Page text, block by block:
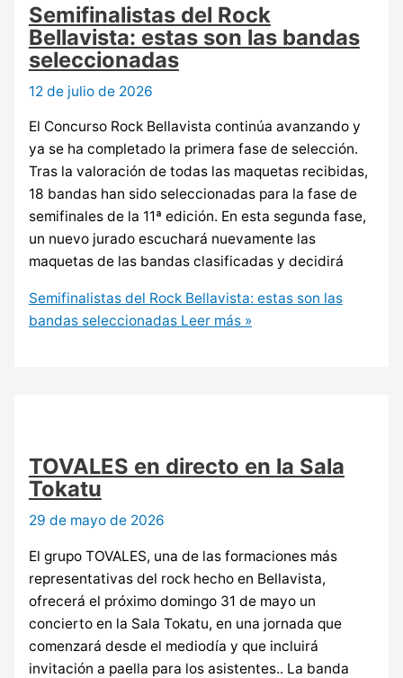
Semifinalistas del Rock
Bellavista: estas son las bandas
seleccionadas
12 de julio de 2026
El Concurso Rock Bellavista continúa avanzando y
ya se ha completado la primera fase de selección.
Tras la valoración de todas las maquetas recibidas,
18 bandas han sido seleccionadas para la fase de
semifinales de la 11ª edición. En esta segunda fase,
un nuevo jurado escuchará nuevamente las
maquetas de las bandas clasificadas y decidirá
Semifinalistas del Rock Bellavista: estas son las
bandas seleccionadasLeer más »
TOVALES en directo en la Sala
Tokatu
29 de mayo de 2026
El grupo TOVALES, una de las formaciones más
representativas del rock hecho en Bellavista,
ofrecerá el próximo domingo 31 de mayo un
concierto en la Sala Tokatu, en una jornada que
comenzará desde el mediodía y que incluirá
invitación a paella para los asistentes.. La banda